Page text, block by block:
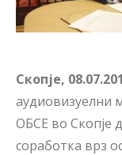
Скопје,
аудиовизуелни
ОБСЕ во Скопје
соработка врз